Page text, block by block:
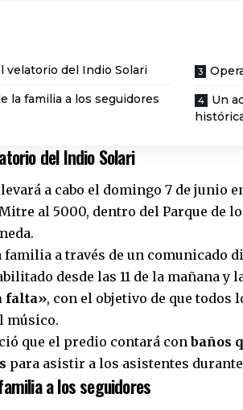
velatorio del Indio Solari
la familia a los seguidores
Un
del Indio Solari
a cabo el domingo 7 de junio
al 5000, dentro del Parque de
familia a través de un comunicado
desde las 11 de la mañana y
falta», con el objetivo de que
músico.
que el predio contará conbaños
para asistir a los asistentes
a los seguidores